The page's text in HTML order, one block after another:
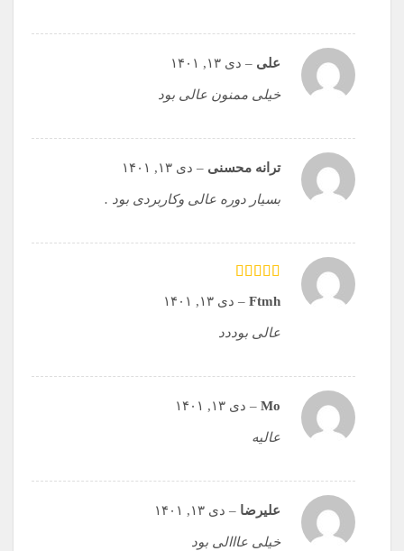
علی – دی ۱۳, ۱۴۰۱
خیلی ممنون عالی بود
ترانه محسنی – دی ۱۳, ۱۴۰۱
بسیار دوره عالی و‌کاربردی بود .
Ftmh
– دی ۱۳, ۱۴۰۱
عالی بوددد
Mo
– دی ۱۳, ۱۴۰۱
عالیه
علیرضا – دی ۱۳, ۱۴۰۱
خیلی عااالی بود